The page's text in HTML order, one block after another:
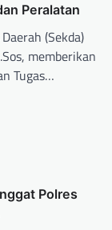
Peralatan
(Sekda)
memberikan
Tugas…
Polres